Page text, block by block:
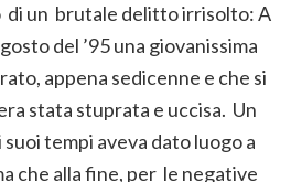
di un brutale delitto irrisolto: A
del ’95 una giovanissima
appena sedicenne e che si
stata stuprata e uccisa. Un
tempi aveva dato luogo a
che alla fine, per le negative